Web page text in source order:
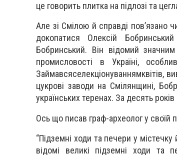
це говорить плитка на підлозі та
Але зі Смілою й справді
докопатися Олексій
Бобринський. Він відомий
промисловості в Україні,
Займавсяселекціонуваннямквітів,
цукрові заводи на Смілянщині,
українських теренах. За десять
Ось що писав граф-археолог у своїй
“Підземні ходи та печери у
відомі великі підземні ходи та